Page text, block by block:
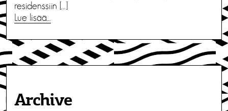
residenssiin […]
Lue lisää…
Archive